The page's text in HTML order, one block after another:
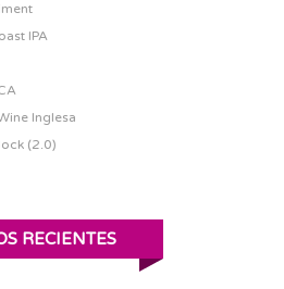
IPA
Inglesa
(2.0)
RECIENTES